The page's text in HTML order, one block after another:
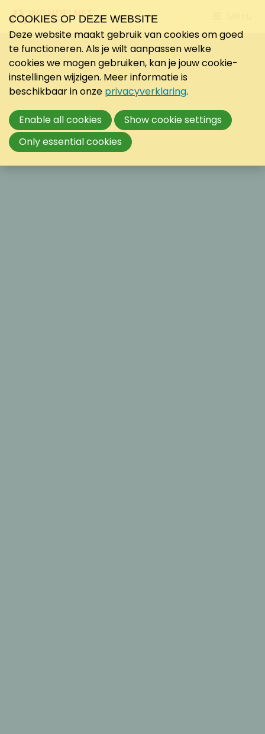
to
COOKIES OP DEZE WEBSITE
Deze website maakt gebruik van cookies om goed
te functioneren. Als je wilt aanpassen welke
cookies we mogen gebruiken, kan je jouw cookie-
instellingen wijzigen. Meer informatie is
beschikbaar in onze privacyverklaring.
Enable all cookies
Show cookie settings
Only essential cookies